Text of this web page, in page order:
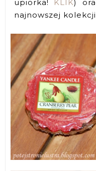
upiorka! KLIK)
najnowszej